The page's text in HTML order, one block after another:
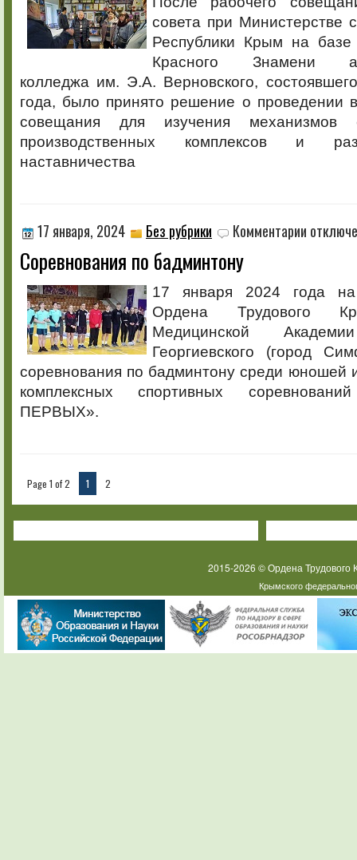
совета при Министерстве
Республики Крым на
Красного Знамени
колледжа им. Э.А. Верновского,
года, было принято решение о проведении
совещания для изучения механизмов
производственных комплексов и
наставничества
17 января, 2024 Без рубрики Комментарии записи
Соревнования по бадминтону
17 января 2024 года на
Ордена Трудового
Медицинской
Георгиевского (город
соревнования по бадминтону среди юношей
комплексных спортивных
ПЕРВЫХ».
Page 1 of 2 1 2
2015-2026 © Ордена
Крымского